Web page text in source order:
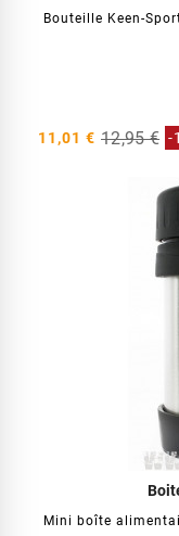
Bouteille Keen-
11,01 € 12,95 € -
Mini boîte